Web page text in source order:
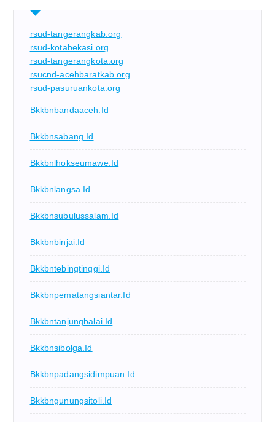
rsud-tangerangkab.org
rsud-kotabekasi.org
rsud-tangerangkota.org
rsucnd-acehbaratkab.org
rsud-pasuruankota.org
Bkkbnbandaaceh.id
Bkkbnsabang.id
Bkkbnlhokseumawe.id
Bkkbnlangsa.id
Bkkbnsubulussalam.id
Bkkbnbinjai.id
Bkkbntebingtinggi.id
Bkkbnpematangsiantar.id
Bkkbntanjungbalai.id
Bkkbnsibolga.id
Bkkbnpadangsidimpuan.id
Bkkbngunungsitoli.id